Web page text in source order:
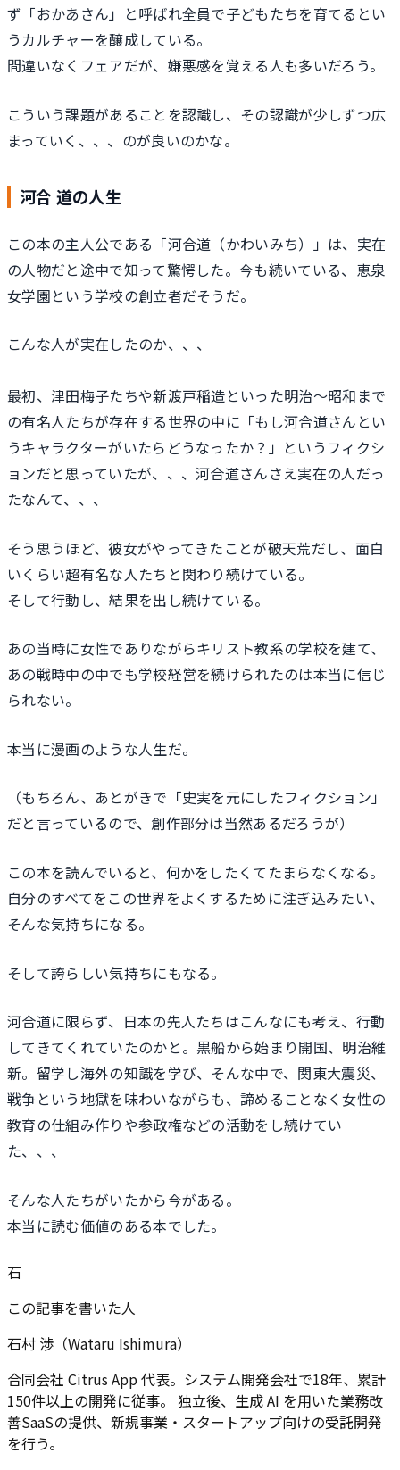
ず「おかあさん」と呼ばれ全員で子どもたちを育てるとい
うカルチャーを醸成している。
間違いなくフェアだが、嫌悪感を覚える人も多いだろう。
こういう課題があることを認識し、その認識が少しずつ広
まっていく、、、のが良いのかな。
河合 道の人生
この本の主人公である「河合道（かわいみち）」は、実在
の人物だと途中で知って驚愕した。今も続いている、恵泉
女学園という学校の創立者だそうだ。
こんな人が実在したのか、、、
最初、津田梅子たちや新渡戸稲造といった明治〜昭和まで
の有名人たちが存在する世界の中に「もし河合道さんとい
うキャラクターがいたらどうなったか？」というフィクシ
ョンだと思っていたが、、、河合道さんさえ実在の人だっ
たなんて、、、
そう思うほど、彼女がやってきたことが破天荒だし、面白
いくらい超有名な人たちと関わり続けている。
そして行動し、結果を出し続けている。
あの当時に女性でありながらキリスト教系の学校を建て、
あの戦時中の中でも学校経営を続けられたのは本当に信じ
られない。
本当に漫画のような人生だ。
（もちろん、あとがきで「史実を元にしたフィクション」
だと言っているので、創作部分は当然あるだろうが）
この本を読んでいると、何かをしたくてたまらなくなる。
自分のすべてをこの世界をよくするために注ぎ込みたい、
そんな気持ちになる。
そして誇らしい気持ちにもなる。
河合道に限らず、日本の先人たちはこんなにも考え、行動
してきてくれていたのかと。黒船から始まり開国、明治維
新。留学し海外の知識を学び、そんな中で、関東大震災、
戦争という地獄を味わいながらも、諦めることなく女性の
教育の仕組み作りや参政権などの活動をし続けてい
た、、、
そんな人たちがいたから今がある。
本当に読む価値のある本でした。
石
この記事を書いた人
石村 渉（Wataru Ishimura）
合同会社 Citrus App 代表。システム開発会社で18年、累計
150件以上の開発に従事。 独立後、生成 AI を用いた業務改
善SaaSの提供、新規事業・スタートアップ向けの受託開発
を行う。